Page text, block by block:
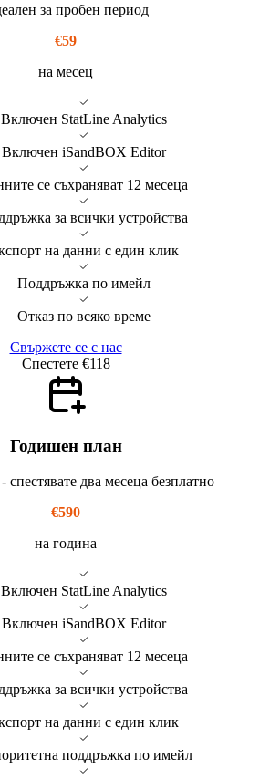
за пробен период
€59
на месец
Включен StatLine Analytics
Включен iSandBOX Editor
се съхраняват 12 месеца
за всички устройства
на данни с един клик
Поддръжка по имейл
Отказ по всяко време
Свържете се с нас
Спестете €118
Годишен план
спестявате два месеца безплатно
€590
на година
Включен StatLine Analytics
Включен iSandBOX Editor
се съхраняват 12 месеца
за всички устройства
на данни с един клик
поддръжка по имейл